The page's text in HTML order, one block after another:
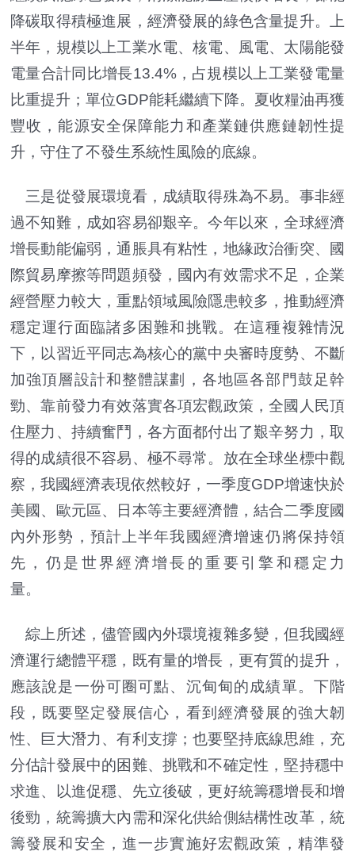
降碳取得積極進展，經濟發展的綠色含量提升。上
半年，規模以上工業水電、核電、風電、太陽能發
電量合計同比增長13.4%，占規模以上工業發電量
比重提升；單位GDP能耗繼續下降。夏收糧油再獲
豐收，能源安全保障能力和產業鏈供應鏈韌性提
升，守住了不發生系統性風險的底線。
三是從發展環境看，成績取得殊為不易。事非經
過不知難，成如容易卻艱辛。今年以來，全球經濟
增長動能偏弱，通脹具有粘性，地緣政治衝突、國
際貿易摩擦等問題頻發，國內有效需求不足，企業
經營壓力較大，重點領域風險隱患較多，推動經濟
穩定運行面臨諸多困難和挑戰。在這種複雜情況
下，以習近平同志為核心的黨中央審時度勢、不斷
加強頂層設計和整體謀劃，各地區各部門鼓足幹
勁、靠前發力有效落實各項宏觀政策，全國人民頂
住壓力、持續奮鬥，各方面都付出了艱辛努力，取
得的成績很不容易、極不尋常。放在全球坐標中觀
察，我國經濟表現依然較好，一季度GDP增速快於
美國、歐元區、日本等主要經濟體，結合二季度國
內外形勢，預計上半年我國經濟增速仍將保持領
先，仍是世界經濟增長的重要引擎和穩定力
量。
綜上所述，儘管國內外環境複雜多變，但我國經
濟運行總體平穩，既有量的增長，更有質的提升，
應該說是一份可圈可點、沉甸甸的成績單。下階
段，既要堅定發展信心，看到經濟發展的強大韌
性、巨大潛力、有利支撐；也要堅持底線思維，充
分估計發展中的困難、挑戰和不確定性，堅持穩中
求進、以進促穩、先立後破，更好統籌穩增長和增
後勁，統籌擴大內需和深化供給側結構性改革，統
籌發展和安全，進一步實施好宏觀政策，精準發